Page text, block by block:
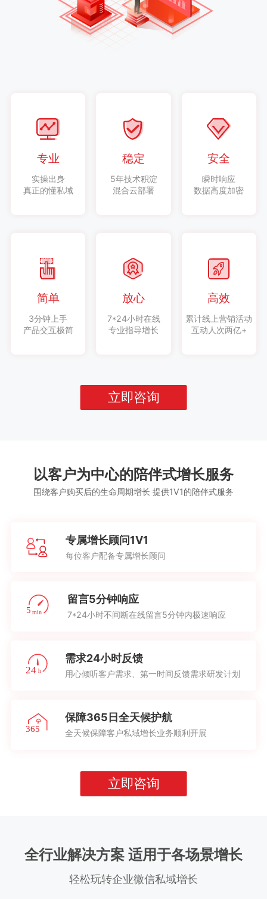
专业
实操出身
真正的懂私域
稳定
5年技术积淀
混合云部署
安全
瞬时响应
数据高度加密
简单
3分钟上手
产品交互极简
放心
7*24小时在线
专业指导增长
高效
累计线上营销活动
互动人次两亿+
立即咨询
以客户为中心的陪伴式增长服务
围绕客户购买后的生命周期增长 提供1V1的陪伴式服务
专属增长顾问1V1
每位客户配备专属增长顾问
留言5分钟响应
7*24小时不间断在线留言5分钟内极速响应
需求24小时反馈
用心倾听客户需求、第一时间反馈需求研发计划
保障365日全天候护航
全天候保障客户私域增长业务顺利开展
立即咨询
全行业解决方案 适用于各场景增长
轻松玩转企业微信私域增长